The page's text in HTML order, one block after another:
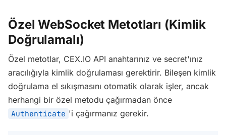
Özel WebSocket Metotları (Kimlik
Doğrulamalı)
Özel metotlar, CEX.IO API anahtarınız ve secret'ınız
aracılığıyla kimlik doğrulaması gerektirir. Bileşen kimlik
doğrulama el sıkışmasını otomatik olarak işler, ancak
herhangi bir özel metodu çağırmadan önce
Authenticate 'i çağırmanız gerekir.